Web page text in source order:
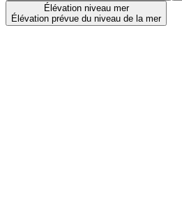
Élévation niveau mer
Élévation prévue du niveau de la mer